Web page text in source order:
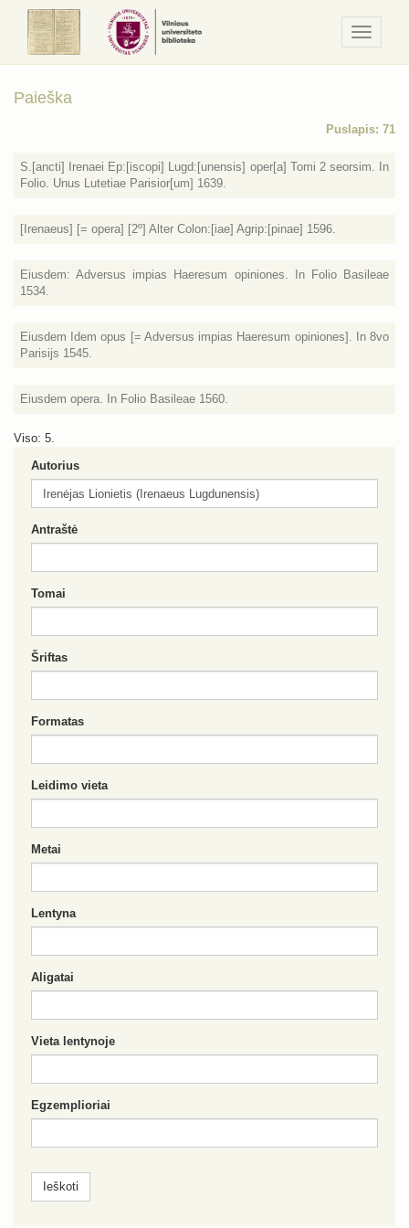
/
Meniu
Paieška
Puslapis: 71
S.[ancti] Irenaei Ep:[iscopi] Lugd:[unensis] oper[a] Tomi 2 seorsim. In
Folio. Unus Lutetiae Parisior[um] 1639.
[Irenaeus] [= opera] [2º] Alter Colon:[iae] Agrip:[pinae] 1596.
Eiusdem: Adversus impias Haeresum opiniones. In Folio Basileae
1534.
Eiusdem Idem opus [= Adversus impias Haeresum opiniones]. In 8vo
Parisijs 1545.
Eiusdem opera. In Folio Basileae 1560.
Viso: 5.
Autorius
Antraštė
Tomai
Šriftas
Formatas
Leidimo vieta
Metai
Lentyna
Aligatai
Vieta lentynoje
Egzemplioriai